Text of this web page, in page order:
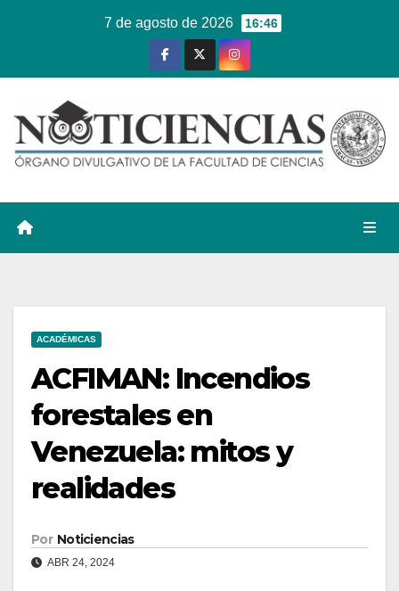
7 de agosto de 2026 16:46
ACADÉMICAS
ACFIMAN: Incendios
forestales en
Venezuela: mitos y
realidades
Por Noticiencias
ABR 24, 2024